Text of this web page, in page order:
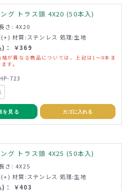
グ トラス頭 4X20 (50本入)
さ: 4X20
材質:ステンレス 処理:生地
)： ￥369
が異なる商品については、上記は1～9本ま
す。
723
を見る カゴに入れる
グ トラス頭 4X25 (50本入)
さ: 4X25
材質:ステンレス 処理:生地
)： ￥403